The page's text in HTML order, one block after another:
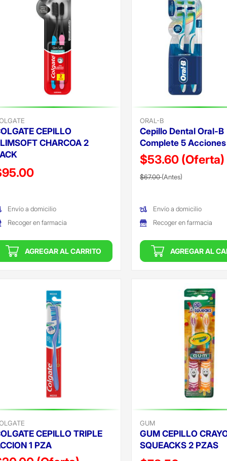
CEPILLO
CHARCOA 2
reducido de
Envío a domicilio
Recoger en farmacia
AGREGAR AL CARRITO
ORAL-B
Cepillo Dental Oral-B
Complete 5 Acciones
$53.60 (Oferta)
Precio reducido de
$67.00(Antes)
Envío a domicilio
Recoger en farmacia
AGREGAR AL
CEPILLO TRIPLE
1 PZA
GUM
GUM CEPILLO
SQUEACKS 2 PZAS